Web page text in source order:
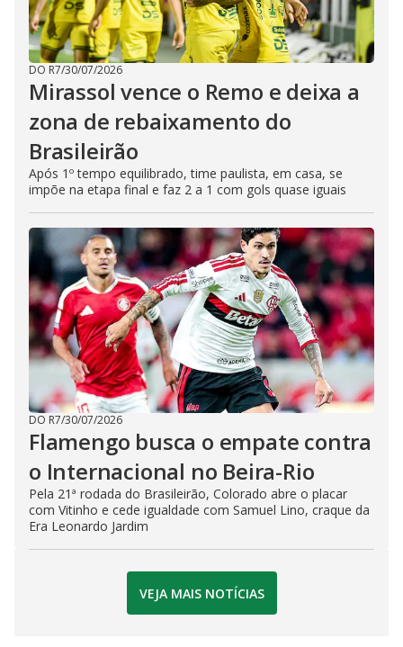
DO R7/30/07/2026
Mirassol vence o Remo e deixa a
zona de rebaixamento do
Brasileirão
Após 1º tempo equilibrado, time paulista, em casa, se
impõe na etapa final e faz 2 a 1 com gols quase iguais
DO R7/30/07/2026
Flamengo busca o empate contra
o Internacional no Beira-Rio
Pela 21ª rodada do Brasileirão, Colorado abre o placar
com Vitinho e cede igualdade com Samuel Lino, craque da
Era Leonardo Jardim
VEJA MAIS NOTÍCIAS